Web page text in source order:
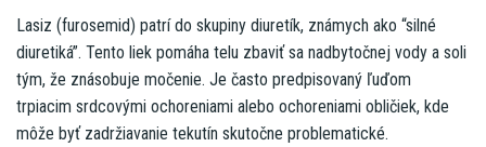
Lasiz (furosemid) patrí do skupiny diuretík, známych ako “silné
diuretiká”. Tento liek pomáha telu zbaviť sa nadbytočnej vody a soli
tým, že znásobuje močenie. Je často predpisovaný ľuďom
trpiacim srdcovými ochoreniami alebo ochoreniami obličiek, kde
môže byť zadržiavanie tekutín skutočne problematické.